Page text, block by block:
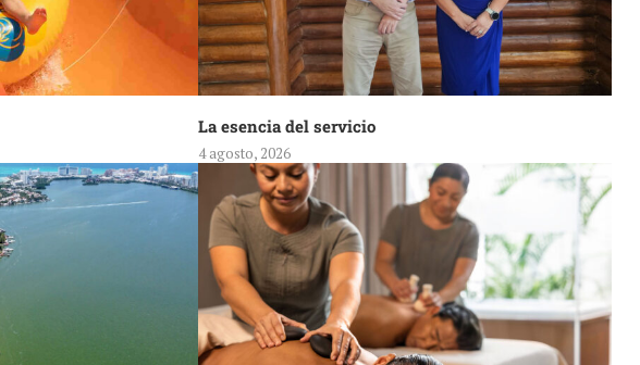
La esencia del servicio
4 agosto, 2026